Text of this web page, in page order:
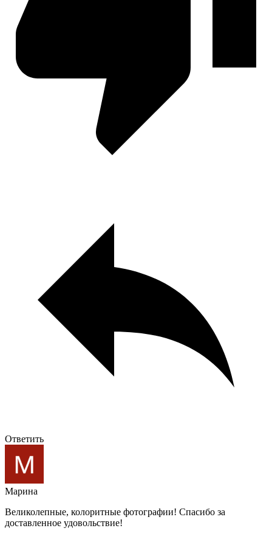
Ответить
Марина
Великолепные, колоритные фотографии! Спасибо за
доставленное удовольствие!